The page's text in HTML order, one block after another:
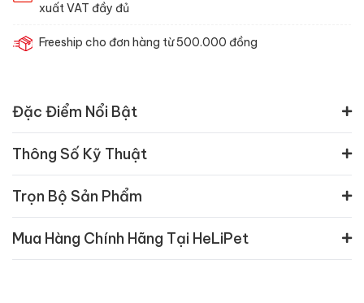
xuất VAT đầy đủ
Freeship cho đơn hàng từ 500.000 đồng
Đặc Điểm Nổi Bật
Thông Số Kỹ Thuật
Trọn Bộ Sản Phẩm
Mua Hàng Chính Hãng Tại HeLiPet